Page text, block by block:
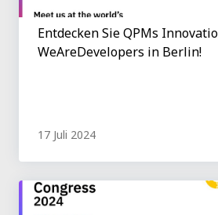
Entdecken Sie QPMs
WeAreDevelopers in Berlin!
17 Juli 2024